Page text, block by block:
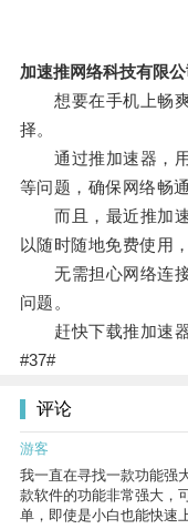
加速推网络科技有限公
想要在手机上畅爽
择。
通过推加速器，用
等问题，确保网络畅通
而且，最近推加速
以随时随地免费使用
无需担心网络连接
问题。
赶快下载推加速器
#37#
评论
游客
我一直在寻找一款功能强
款软件的功能非常强大，
单，即使是小白也能快速